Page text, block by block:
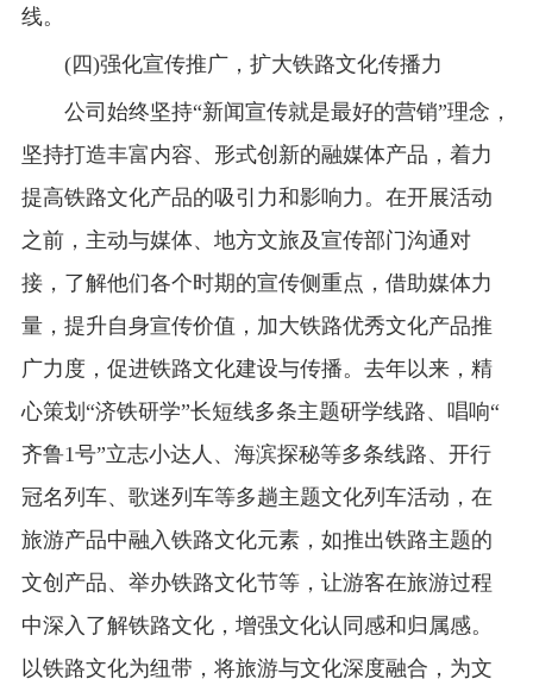
线。
(四)强化宣传推广，扩大铁路文化传播力
公司始终坚持“新闻宣传就是最好的营销”理念，
坚持打造丰富内容、形式创新的融媒体产品，着力
提高铁路文化产品的吸引力和影响力。在开展活动
之前，主动与媒体、地方文旅及宣传部门沟通对
接，了解他们各个时期的宣传侧重点，借助媒体力
量，提升自身宣传价值，加大铁路优秀文化产品推
广力度，促进铁路文化建设与传播。去年以来，精
心策划“济铁研学”长短线多条主题研学线路、唱响“
齐鲁1号”立志小达人、海滨探秘等多条线路、开行
冠名列车、歌迷列车等多趟主题文化列车活动，在
旅游产品中融入铁路文化元素，如推出铁路主题的
文创产品、举办铁路文化节等，让游客在旅游过程
中深入了解铁路文化，增强文化认同感和归属感。
以铁路文化为纽带，将旅游与文化深度融合，为文